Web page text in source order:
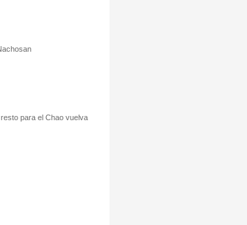
para el Chao vuelva